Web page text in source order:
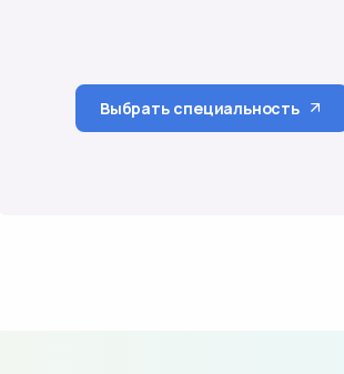
Выбрать специальность